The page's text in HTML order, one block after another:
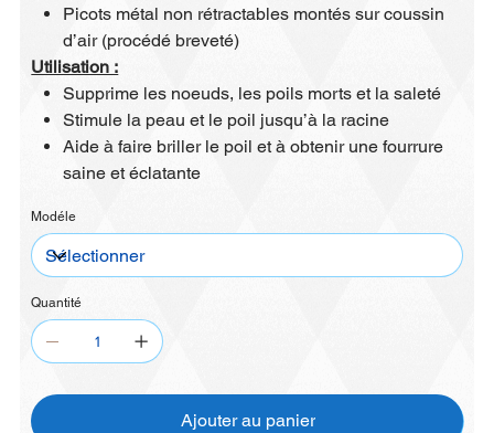
Picots métal non rétractables montés sur coussin
d’air (procédé breveté)
Utilisation :
Supprime les noeuds, les poils morts et la saleté
Stimule la peau et le poil jusqu’à la racine
Aide à faire briller le poil et à obtenir une fourrure
saine et éclatante
Modéle
Quantité
Ajouter au panier